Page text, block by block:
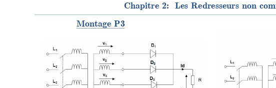
Montage P3
Chapitre 2:  Les Redresseurs non